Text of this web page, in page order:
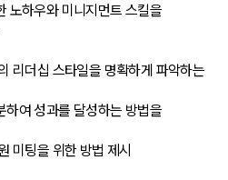
노하우와 미니지먼트 스킬을
리더십 스타일을 명확하게 파악하는
하여 성과를 달성하는 방법을
미팅을 위한 방법 제시